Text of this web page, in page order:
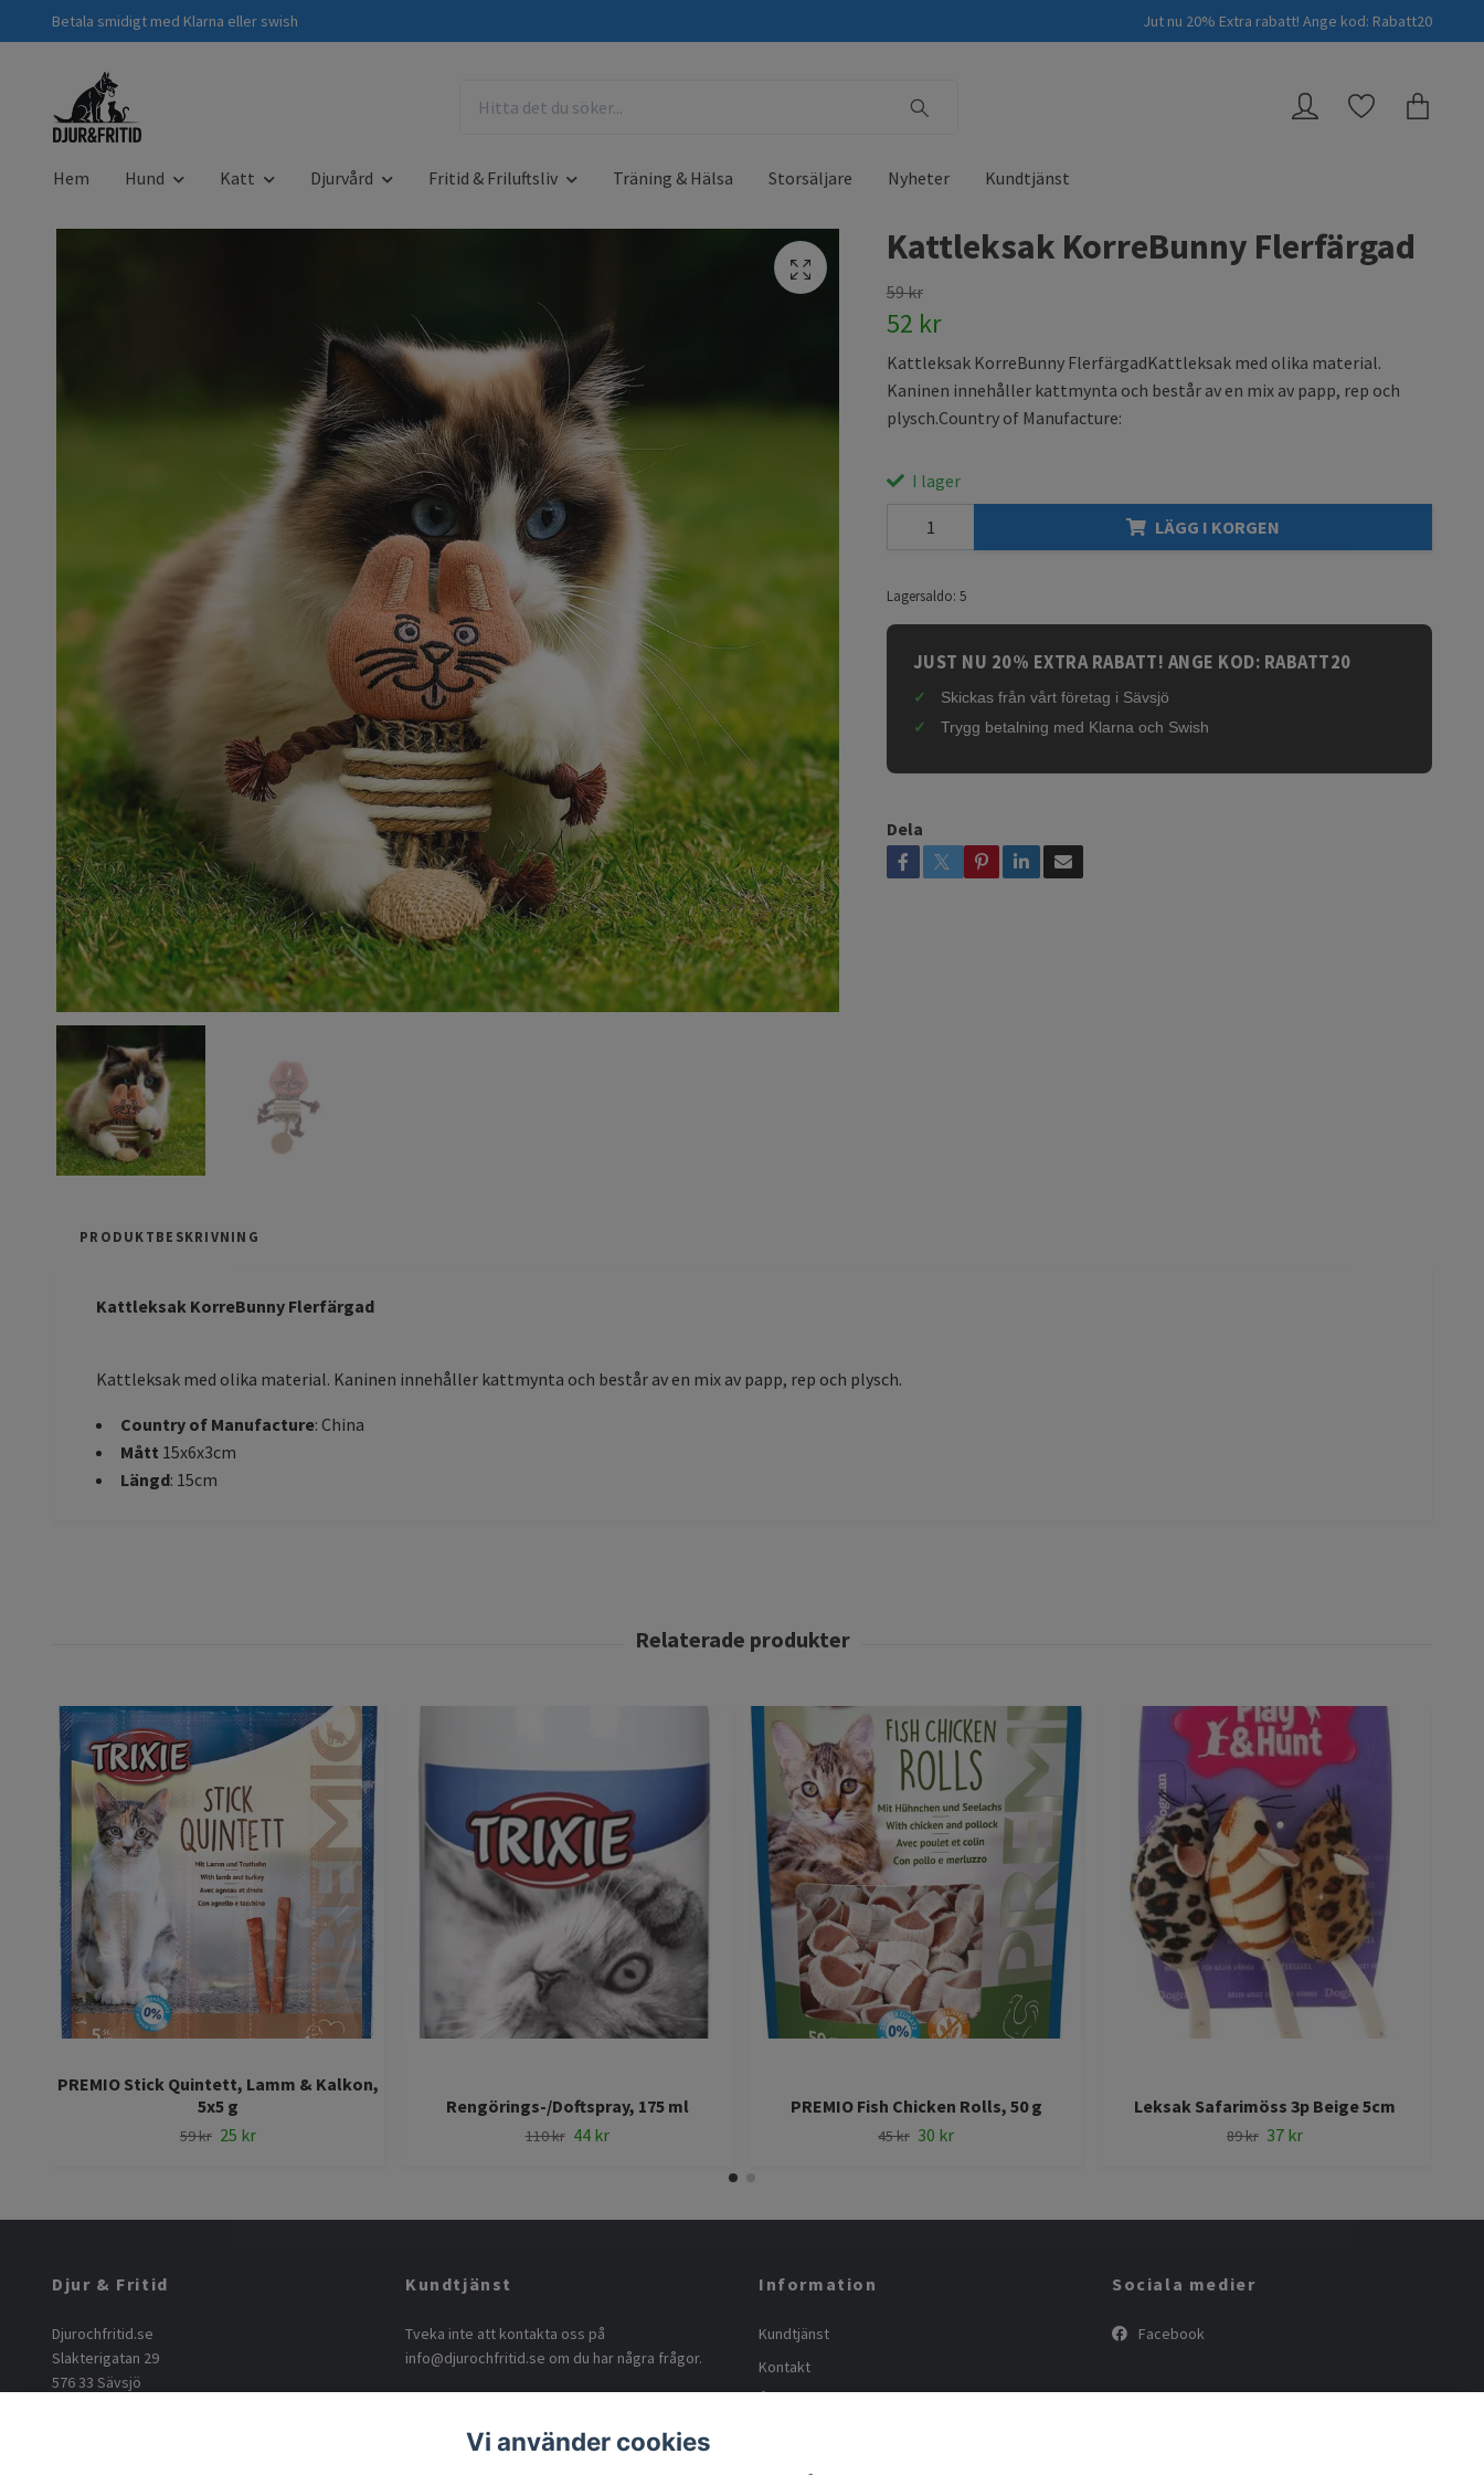
Betala smidigt med Klarna eller swish Jut nu 20% Extra rabatt! Ange kod: Rabatt20
Hem Hund Katt Djurvård Fritid & Friluftsliv Träning & Hälsa Storsäljare Nyheter Kundtjänst
Kattleksak KorreBunny Flerfärgad
59 kr
52 kr
Kattleksak KorreBunny FlerfärgadKattleksak med olika material.
Kaninen innehåller kattmynta och består av en mix av papp, rep och
plysch.Country of Manufacture:
I lager
LÄGG I KORGEN
Lagersaldo: 5
JUST NU 20% EXTRA RABATT! ANGE KOD: RABATT20
Skickas från vårt företag i Sävsjö
Trygg betalning med Klarna och Swish
Dela
PRODUKTBESKRIVNING
Kattleksak KorreBunny Flerfärgad
Kattleksak med olika material. Kaninen innehåller kattmynta och består av en mix av papp, rep och plysch.
Country of Manufacture: China
Mått 15x6x3cm
Längd: 15cm
PREMIO Stick Quintett, Lamm & Kalkon,
5x5 g
59 kr 25 kr
Rengörings-/Doftspray, 175 ml
110 kr 44 kr
PREMIO Fish Chicken Rolls, 50 g
45 kr 30 kr
Leksak Safarimöss 3p Beige 5cm
89 kr 37 kr
Djur & Fritid
Djurochfritid.se
Slakterigatan 29
576 33 Sävsjö
Kundtjänst
Tveka inte att kontakta oss på
info@djurochfritid.se om du har några frågor.
Information
Kundtjänst
Kontakt
Sociala medier
Facebook
Vi använder cookies